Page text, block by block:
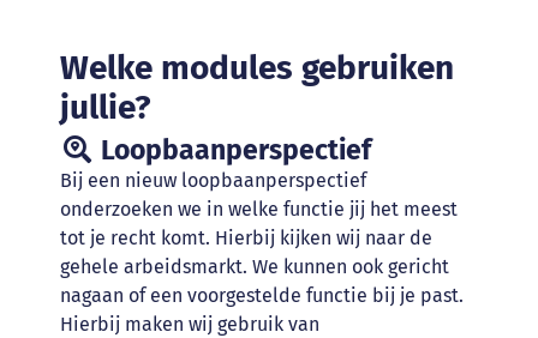
Welke modules gebruiken
jullie?
Loopbaanperspectief
Bij een nieuw loopbaanperspectief
onderzoeken we in welke functie jij het meest
tot je recht komt. Hierbij kijken wij naar de
gehele arbeidsmarkt. We kunnen ook gericht
nagaan of een voorgestelde functie bij je past.
Hierbij maken wij gebruik van